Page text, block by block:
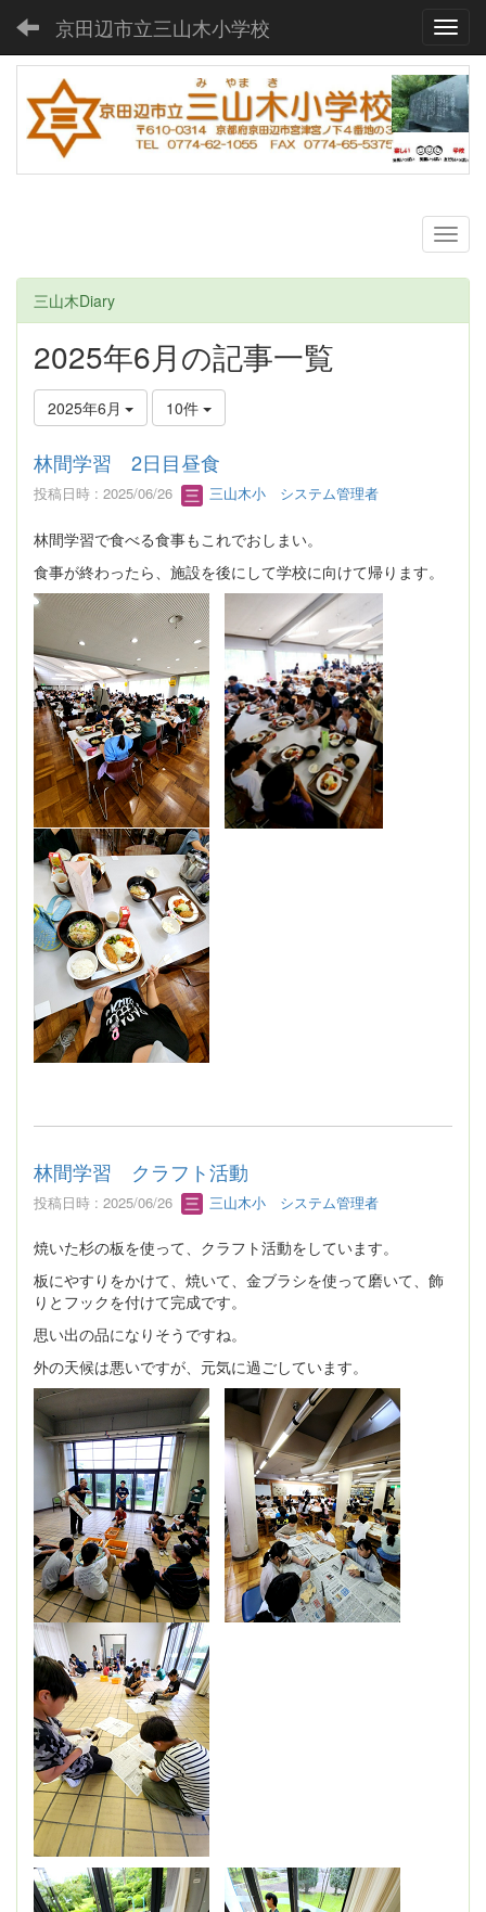
京田辺市立三山木小学校
三山木Diary
2025年6月の記事一覧
2025年6月 10件
林間学習 2日目昼食
投稿日時 : 2025/06/26 三山木小 システム管理者
林間学習で食べる食事もこれでおしまい。
食事が終わったら、施設を後にして学校に向けて帰ります。
林間学習 クラフト活動
投稿日時 : 2025/06/26 三山木小 システム管理者
焼いた杉の板を使って、クラフト活動をしています。
板にやすりをかけて、焼いて、金ブラシを使って磨いて、飾
りとフックを付けて完成です。
思い出の品になりそうですね。
外の天候は悪いですが、元気に過ごしています。